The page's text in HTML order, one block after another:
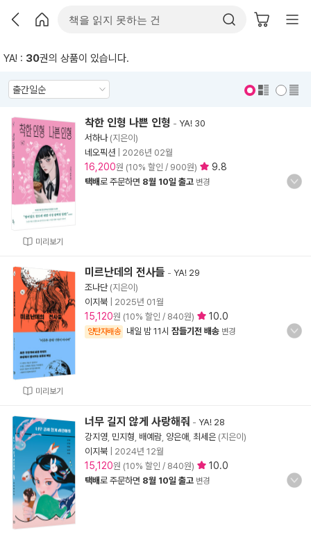
YA! : 30권의 상품이 있습니다.
미리보기
착한 인형 나쁜 인형 - YA! 30
서하나(지은이)
네오픽션
2026년 02월
16,200원 (10% 할인 / 900원) 9.8
택배로 주문하면 8월 10일 출고 변경
미리보기
미르난데의 전사들 - YA! 29
조나단(지은이)
이지북
2025년 01월
15,120원 (10% 할인 / 840원) 10.0
양탄자배송 내일 밤 11시 잠들기전 배송 변경
너무 길지 않게 사랑해줘 - YA! 28
강지영 민지형 배예람 양은애 최세은 (지은이)
이지북
2024년 12월
15,120원 (10% 할인 / 840원) 10.0
택배로 주문하면 8월 10일 출고 변경